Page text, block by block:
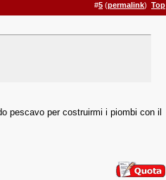
#5 (permalink) Top
pescavo per costruirmi i piombi con il